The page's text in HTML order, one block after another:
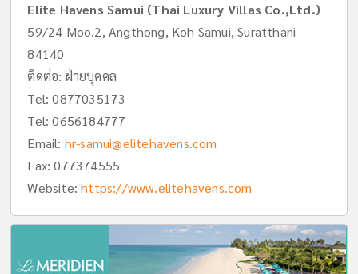
Elite Havens Samui (Thai Luxury Villas Co.,Ltd.)
59/24 Moo.2, Angthong, Koh Samui, Suratthani
84140
ติดต่อ: ฝ่ายบุคคล
Tel:0877035173
Tel:0656184777
Email: hr-samui@elitehavens.com
Fax: 077374555
Website:https://www.elitehavens.com